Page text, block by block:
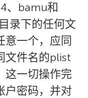
、bamu和
录下的任何文
意一个，应同
文件名的plist
这一切操作完
户密码，并对